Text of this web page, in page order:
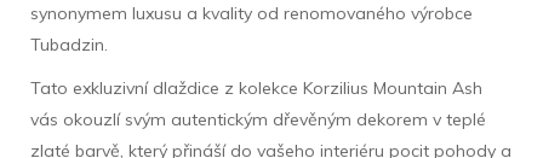
synonymem luxusu a kvality od renomovaného výrobce
Tubadzin.
Tato exkluzivní dlaždice z kolekce Korzilius Mountain Ash
vás okouzlí svým autentickým dřevěným dekorem v teplé
zlaté barvě, který přináší do vašeho interiéru pocit pohody a